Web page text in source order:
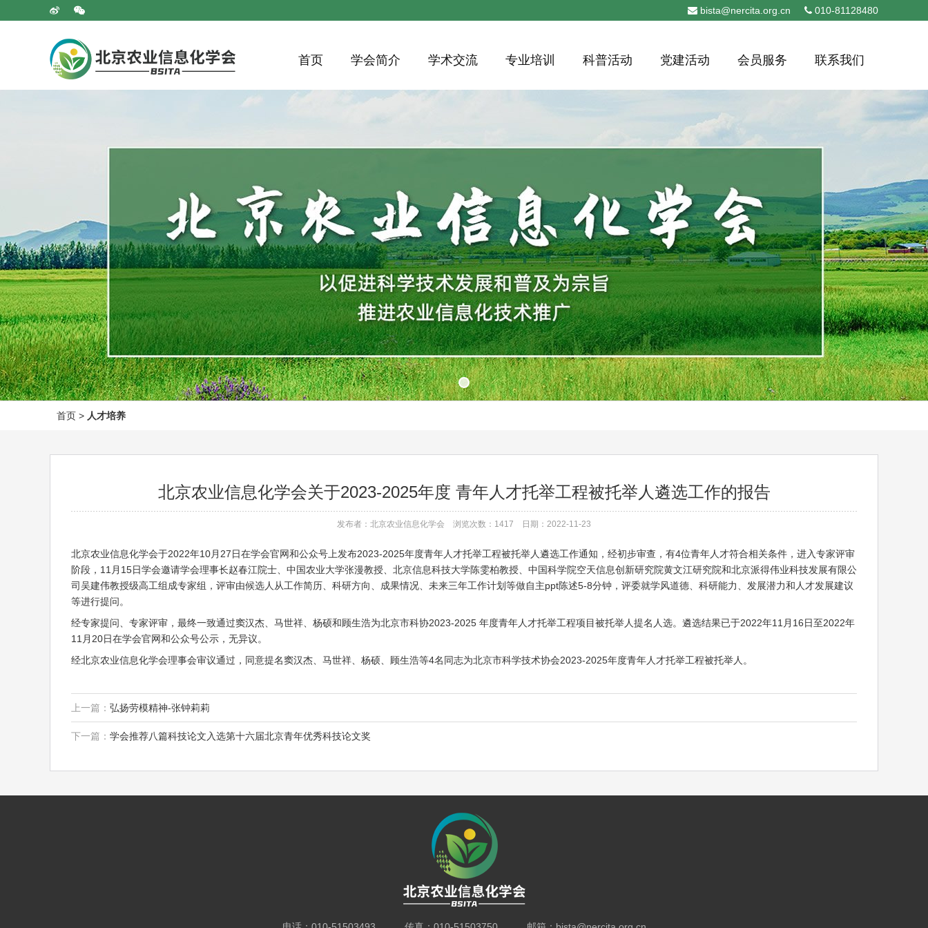
bista@nercita.org.cn 010-81128480
首页 学会简介 学术交流 专业培训 科普活动 党建活动 会员服务 联系我们
首页 > 人才培养
北京农业信息化学会关于2023-2025年度 青年人才托举工程被托举人遴选工作的报告
发布者：北京农业信息化学会 浏览次数：1417 日期：2022-11-23
北京农业信息化学会于2022年10月27日在学会官网和公众号上发布2023-2025年度青年人才托举工程被托举人遴选工作通知，经初步审查，有4位青年人才符合相关条件，进入专家评审
阶段，11月15日学会邀请学会理事长赵春江院士、中国农业大学张漫教授、北京信息科技大学陈雯柏教授、中国科学院空天信息创新研究院黄文江研究院和北京派得伟业科技发展有限公
司吴建伟教授级高工组成专家组，评审由候选人从工作简历、科研方向、成果情况、未来三年工作计划等做自主ppt陈述5-8分钟，评委就学风道德、科研能力、发展潜力和人才发展建议
等进行提问。
经专家提问、专家评审，最终一致通过窦汉杰、马世祥、杨硕和顾生浩为北京市科协2023-2025 年度青年人才托举工程项目被托举人提名人选。遴选结果已于2022年11月16日至2022年
11月20日在学会官网和公众号公示，无异议。
经北京农业信息化学会理事会审议通过，同意提名窦汉杰、马世祥、杨硕、顾生浩等4名同志为北京市科学技术协会2023-2025年度青年人才托举工程被托举人。
上一篇： 弘扬劳模精神-张钟莉莉
下一篇： 学会推荐八篇科技论文入选第十六届北京青年优秀科技论文奖